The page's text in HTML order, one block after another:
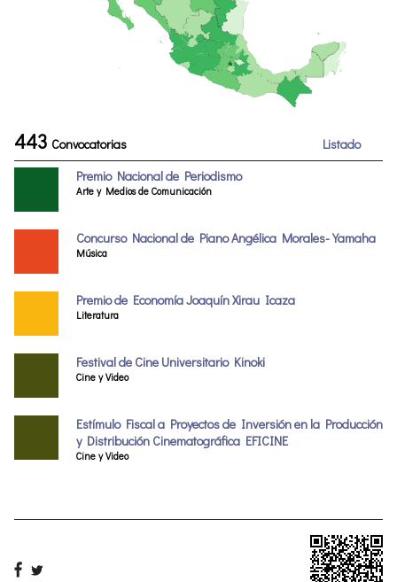
443 Convocatorias
Listado
Premio Nacional de Periodismo
Arte y Medios de Comunicación
Concurso Nacional de Piano Angélica Morales-Yamaha
Música
Premio de Economía Joaquín Xirau Icaza
Literatura
Festival de Cine Universitario Kinoki
Cine y Video
Estímulo Fiscal a Proyectos de Inversión en la Producción
y Distribución Cinematográfica EFICINE
Cine y Video